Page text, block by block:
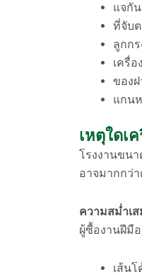
แจกั
ที่จับ
ลูกก
เครื่อ
ของ
แกน
เหตุใดเ
โรงงานขน
อาจมากกว่
ความสม่ำเ
ผู้ซื้องานฝีมื
เส้นโ